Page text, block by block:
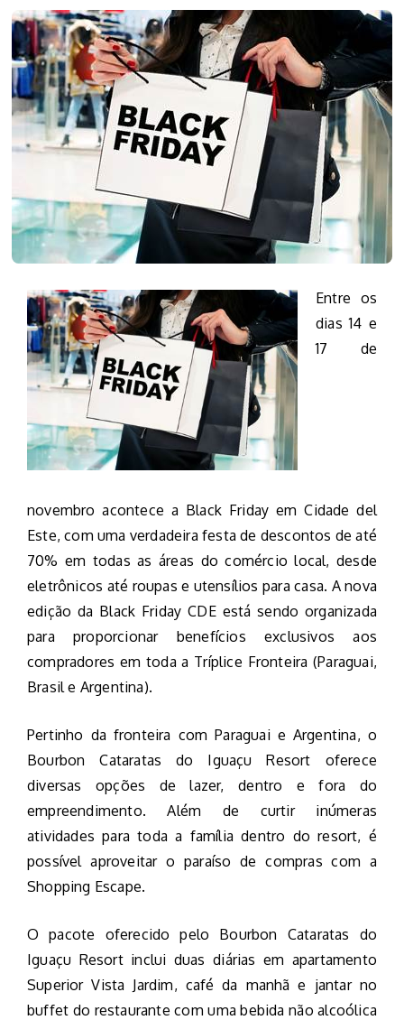
Entre os
dias 14 e
17 de
novembro acontece a Black Friday em Cidade del
Este, com uma verdadeira festa de descontos de até
70% em todas as áreas do comércio local, desde
eletrônicos até roupas e utensílios para casa. A nova
edição da Black Friday CDE está sendo organizada
para proporcionar benefícios exclusivos aos
compradores em toda a Tríplice Fronteira (Paraguai,
Brasil e Argentina).
Pertinho da fronteira com Paraguai e Argentina, o
Bourbon Cataratas do Iguaçu Resort oferece
diversas opções de lazer, dentro e fora do
empreendimento. Além de curtir inúmeras
atividades para toda a família dentro do resort, é
possível aproveitar o paraíso de compras com a
Shopping Escape.
O pacote oferecido pelo Bourbon Cataratas do
Iguaçu Resort inclui duas diárias em apartamento
Superior Vista Jardim, café da manhã e jantar no
buffet do restaurante com uma bebida não alcoólica